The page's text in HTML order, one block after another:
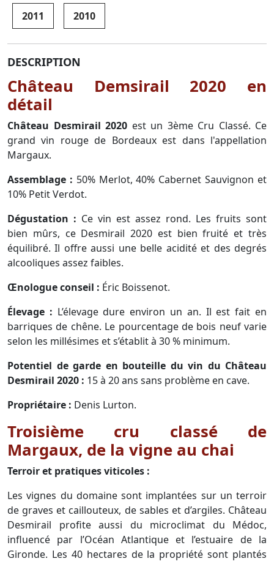
2011 2010
DESCRIPTION
Château Demsirail 2020 en
détail
Château Desmirail 2020 est un 3ème Cru Classé. Ce
grand vin rouge de Bordeaux est dans l'appellation
Margaux.
Assemblage : 50% Merlot, 40% Cabernet Sauvignon et
10% Petit Verdot.
Dégustation : Ce vin est assez rond. Les fruits sont
bien mûrs, ce Desmirail 2020 est bien fruité et très
équilibré. Il offre aussi une belle acidité et des degrés
alcooliques assez faibles.
Œnologue conseil : Éric Boissenot.
Élevage : L’élevage dure environ un an. Il est fait en
barriques de chêne. Le pourcentage de bois neuf varie
selon les millésimes et s’établit à 30 % minimum.
Potentiel de garde en bouteille du vin du Château
Desmirail 2020 : 15 à 20 ans sans problème en cave.
Propriétaire : Denis Lurton.
Troisième cru classé de
Margaux, de la vigne au chai
Terroir et pratiques viticoles :
Les vignes du domaine sont implantées sur un terroir
de graves et caillouteux, de sables et d’argiles. Château
Desmirail profite aussi du microclimat du Médoc,
influencé par l’Océan Atlantique et l’estuaire de la
Gironde. Les 40 hectares de la propriété sont plantés